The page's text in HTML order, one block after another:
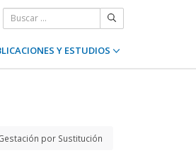
Y ESTUDIOS
por Sustitución